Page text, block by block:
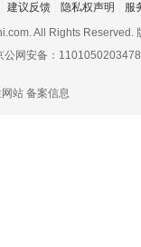
上传图片最多
建议反馈 隐私权声明
服
All Rights Reserved.
公网安备：